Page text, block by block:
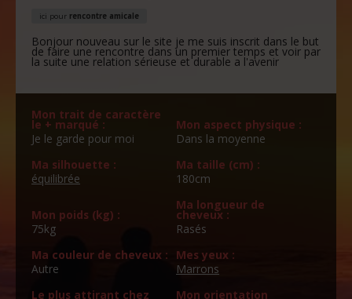
ici pour rencontre amicale
Bonjour nouveau sur le site je me suis inscrit dans le but
de faire une rencontre dans un premier temps et voir par
la suite une relation sérieuse et durable a l'avenir
Mon trait de caractère
le + marqué :
Je le garde pour moi
Mon aspect physique :
Dans la moyenne
Ma silhouette :
équilibrée
Ma taille (cm) :
180cm
Mon poids (kg) :
75kg
Ma longueur de
cheveux :
Rasés
Ma couleur de cheveux :
Autre
Mes yeux :
Marrons
Le plus attirant chez
Mon orientation